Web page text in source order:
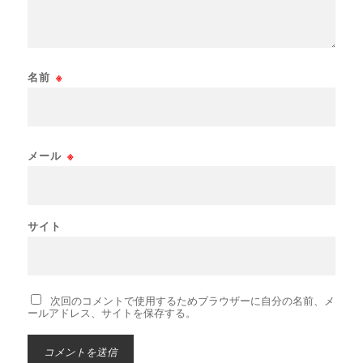
名前 ※
メール ※
サイト
次回のコメントで使用するためブラウザーに自分の名前、メ
ールアドレス、サイトを保存する。